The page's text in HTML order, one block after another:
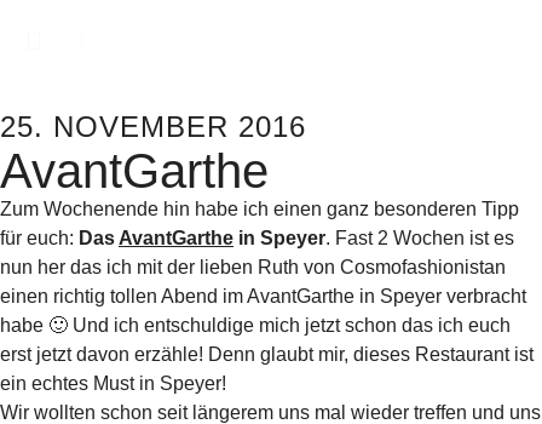
25. NOVEMBER 2016
AvantGarthe
Zum Wochenende hin habe ich einen ganz besonderen Tipp
für euch: Das AvantGarthe in Speyer. Fast 2 Wochen ist es
nun her das ich mit der lieben Ruth von Cosmofashionistan
einen richtig tollen Abend im AvantGarthe in Speyer verbracht
habe 🙂 Und ich entschuldige mich jetzt schon das ich euch
erst jetzt davon erzähle! Denn glaubt mir, dieses Restaurant ist
ein echtes Must in Speyer!
Wir wollten schon seit längerem uns mal wieder treffen und uns